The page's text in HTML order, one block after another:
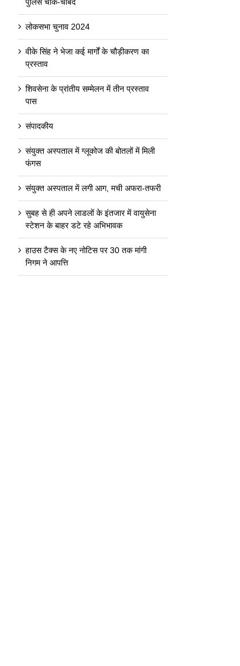
लोकसभा चुनाव 2024
वीके सिंह ने भेजा कई मार्गों के चौड़ीकरण का
प्रस्ताव
शिवसेना के प्रांतीय सम्मेलन में तीन प्रस्ताव
पास
संपादकीय
संयुक्त अस्पताल में ग्लूकोज की बोतलों में मिली
फंगस
संयुक्त अस्पताल में लगी आग, मची अफरा-तफरी
सुबह से ही अपने लाडलों के इंतजार में वायुसेना
स्टेशन के बाहर डटे रहे अभिभावक
हाउस टैक्स के नए नोटिस पर 30 तक मांगी
निगम ने आपत्ति